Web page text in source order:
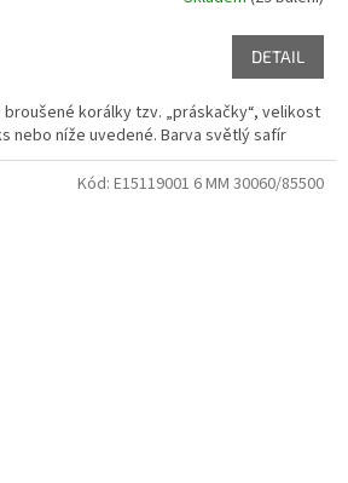
DETAIL
korálky tzv. „práskačky“, velikost
nebo níže uvedené. Barva světlý safír
Kód: E15119001 6 MM 30060/85500